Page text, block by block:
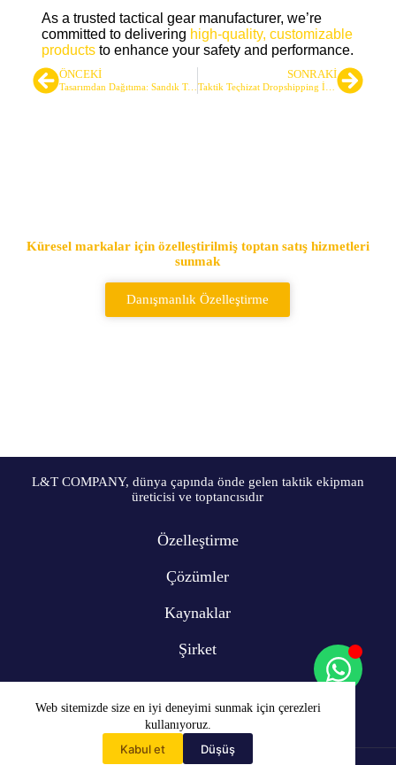
Web sitemizde size en iyi deneyimi sunmak için çerezleri
kullanıyoruz.
Kabul et Düşüş
As a trusted tactical gear manufacturer, we’re
committed to delivering high-quality, customizable
productsto enhance your safety and performance.
ÖNCEKI
Tasarımdan Dağıtıma: Sandık Teçhizatları için Profesyonel Bir Kılavuz
SONRAKI
Küresel markalar için özelleştirilmiş toptan satış hizmetleri
sunmak
Danışmanlık Özelleştirme
L&T COMPANY, dünya çapında önde gelen taktik ekipman
üreticisi ve toptancısıdır
Özelleştirme
Çözümler
Kaynaklar
Şirket
Telif Hakkı © 2009-2024 L&T COMPANY Co, Ltd. Tüm